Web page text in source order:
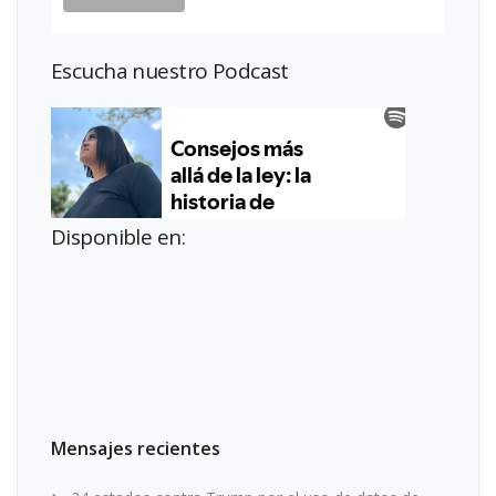
Escucha nuestro Podcast
Disponible en:
Mensajes recientes